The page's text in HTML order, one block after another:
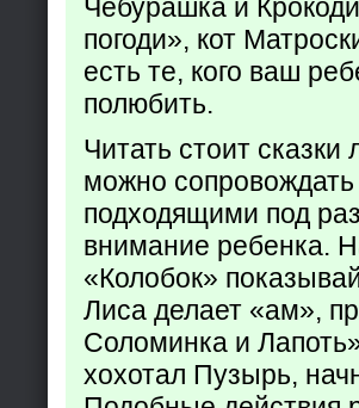
Чебурашка и
погоди», кот
есть те, кого ваш
полюбить.
Читать стоит
можно
подходящими под
внимание ребенка.
«Колобок»
Лиса делает «ам»,
Соломинка и
хохотал Пузырь,